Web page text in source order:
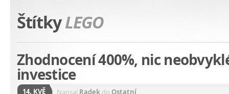
ŠtítkyLEGO
Zhodnocení 400%, nic
investice
14. KVĚ Napsal Radek do Ostatní